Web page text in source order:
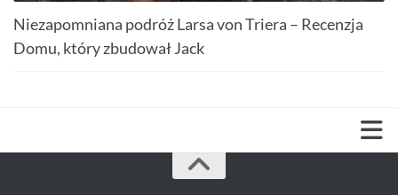
Niezapomniana podróż Larsa von Triera – Recenzja
Domu, który zbudował Jack